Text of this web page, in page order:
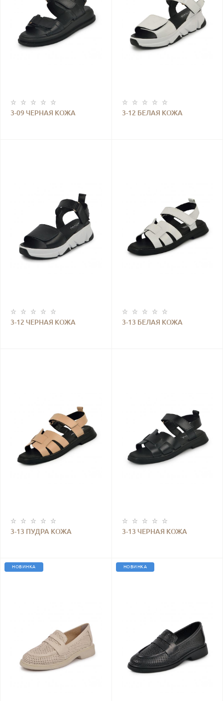
3-09 ЧЕРНАЯ КОЖА 3-12 БЕЛАЯ КОЖА
3-12 ЧЕРНАЯ КОЖА 3-13 БЕЛАЯ КОЖА
3-13 ПУДРА КОЖА 3-13 ЧЕРНАЯ КОЖА
НОВИНКА НОВИНКА